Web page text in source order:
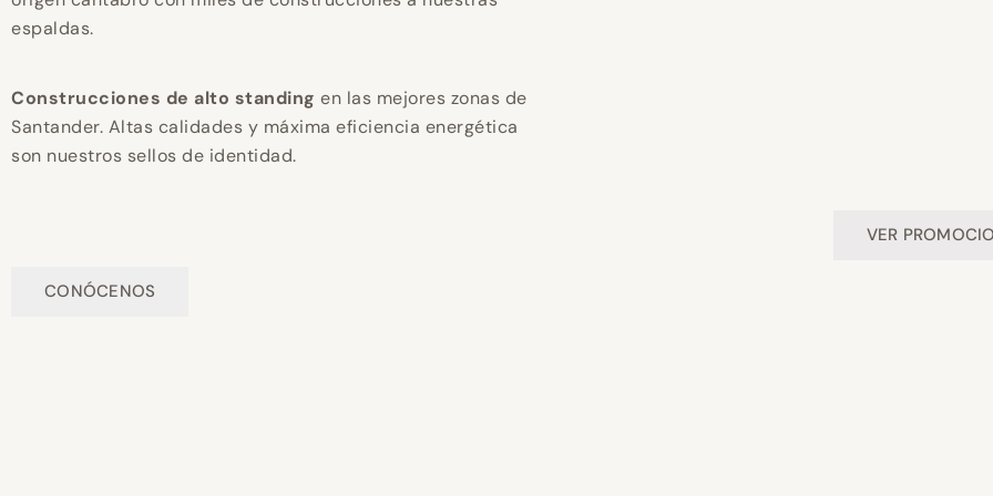
espaldas.
Construcciones de alto standing en las mejores zonas de
Santander. Altas calidades y máxima eficiencia energética
son nuestros sellos de identidad.
CONÓCENOS
VER